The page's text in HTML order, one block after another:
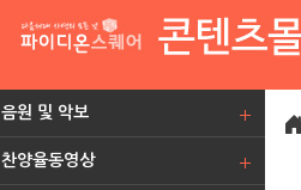
음원 및 악보
찬양율동영상